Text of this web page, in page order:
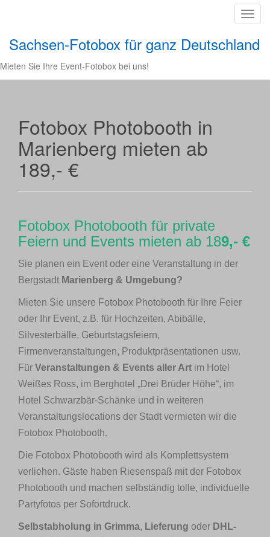
T
g
Sachsen-Fotobox für ganz Deutschland
Mieten Sie Ihre Event-Fotobox bei uns!
Fotobox Photobooth in
Marienberg mieten ab
189,- €
Fotobox Photobooth für private
Feiern und Events mieten ab 189,- €
Sie planen ein Event oder eine Veranstaltung in der
Bergstadt Marienberg & Umgebung?
Mieten Sie unsere Fotobox Photobooth für Ihre Feier
oder Ihr Event, z.B. für Hochzeiten, Abibälle,
Silvesterbälle, Geburtstagsfeiern,
Firmenveranstaltungen, Produktpräsentationen usw.
Für Veranstaltungen & Events aller Art im Hotel
Weißes Ross, im Berghotel „Drei Brüder Höhe“, im
Hotel Schwarzbär-Schänke und in weiteren
Veranstaltungslocations der Stadt vermieten wir die
Fotobox Photobooth.
Die Fotobox Photobooth wird als Komplettsystem
verliehen. Gäste haben Riesenspaß mit der Fotobox
Photobooth und machen selbständig tolle, individuelle
Partyfotos per Sofortdruck.
Selbstabholung in Grimma, Lieferung oder DHL-